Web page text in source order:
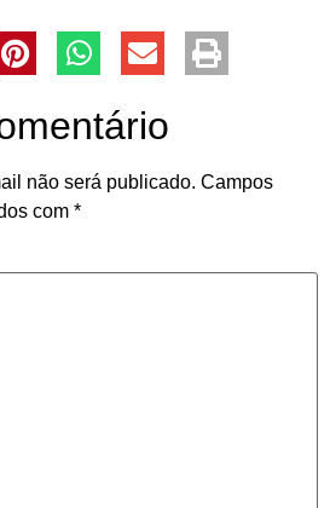
não será publicado. Campos
com *